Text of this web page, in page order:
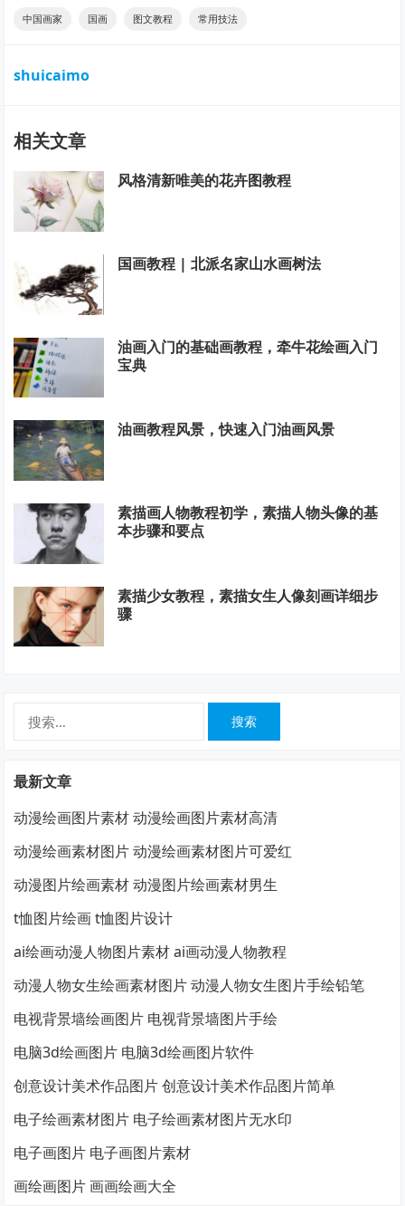
中国画家 国画 图文教程 常用技法
shuicaimo
相关文章
风格清新唯美的花卉图教程
国画教程 | 北派名家山水画树法
油画入门的基础画教程，牵牛花绘画入门
宝典
油画教程风景，快速入门油画风景
素描画人物教程初学，素描人物头像的基
本步骤和要点
素描少女教程，素描女生人像刻画详细步
骤
最新文章
动漫绘画图片素材 动漫绘画图片素材高清
动漫绘画素材图片 动漫绘画素材图片可爱红
动漫图片绘画素材 动漫图片绘画素材男生
t恤图片绘画 t恤图片设计
ai绘画动漫人物图片素材 ai画动漫人物教程
动漫人物女生绘画素材图片 动漫人物女生图片手绘铅笔
电视背景墙绘画图片 电视背景墙图片手绘
电脑3d绘画图片 电脑3d绘画图片软件
创意设计美术作品图片 创意设计美术作品图片简单
电子绘画素材图片 电子绘画素材图片无水印
电子画图片 电子画图片素材
画绘画图片 画画绘画大全